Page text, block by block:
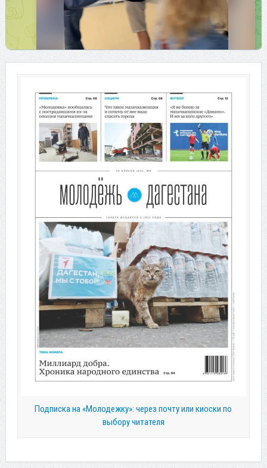
Подписка на «Молодежку»: через почту или киоски по
выбору читателя